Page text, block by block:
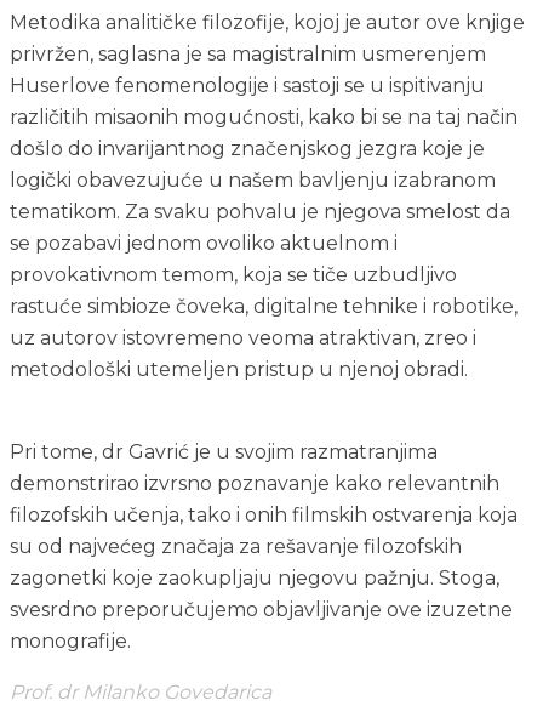
Metodika analitičke filozofije, kojoj je autor ove knjige
privržen, saglasna je sa magistralnim usmerenjem
Huserlove fenomenologije i sastoji se u ispitivanju
različitih misaonih mogućnosti, kako bi se na taj način
došlo do invarijantnog značenjskog jezgra koje je
logički obavezujuće u našem bavljenju izabranom
tematikom. Za svaku pohvalu je njegova smelost da
se pozabavi jednom ovoliko aktuelnom i
provokativnom temom, koja se tiče uzbudljivo
rastuće simbioze čoveka, digitalne tehnike i robotike,
uz autorov istovremeno veoma atraktivan, zreo i
metodološki utemeljen pristup u njenoj obradi.
Pri tome, dr Gavrić je u svojim razmatranjima
demonstrirao izvrsno poznavanje kako relevantnih
filozofskih učenja, tako i onih filmskih ostvarenja koja
su od najvećeg značaja za rešavanje filozofskih
zagonetki koje zaokupljaju njegovu pažnju. Stoga,
svesrdno preporučujemo objavljivanje ove izuzetne
monografije.
Prof. dr Milanko Govedarica